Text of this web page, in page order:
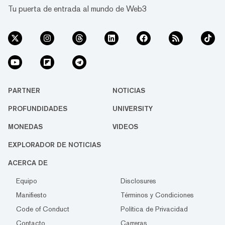
Tu puerta de entrada al mundo de Web3
PARTNER NOTICIAS
PROFUNDIDADES UNIVERSITY
MONEDAS VIDEOS
EXPLORADOR DE NOTICIAS
ACERCA DE
Equipo
Disclosures
Manifiesto
Términos y Condiciones
Code of Conduct
Política de Privacidad
Contacto
Carreras